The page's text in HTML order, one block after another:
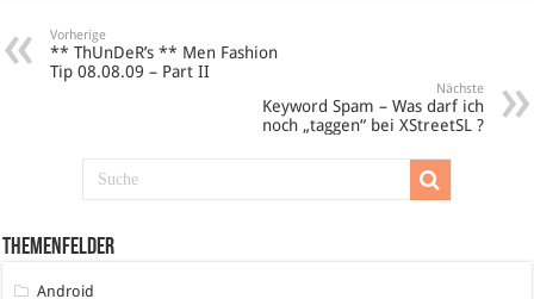
Vorherige
** ThUnDeR’s ** Men Fashion
Tip 08.08.09 – Part II
Nächste
Keyword Spam – Was darf ich
noch „taggen“ bei XStreetSL ?
Themenfelder
Android